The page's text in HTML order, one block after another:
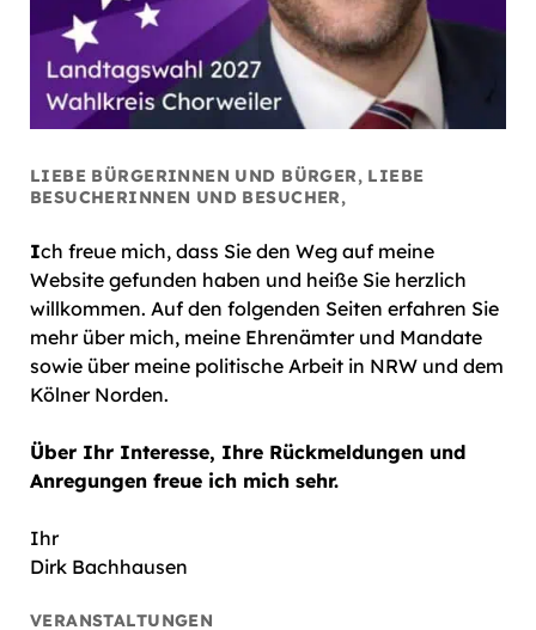
LIEBE BÜRGERINNEN UND BÜRGER, LIEBE
BESUCHERINNEN UND BESUCHER,
Ich freue mich, dass Sie den Weg auf meine
Website gefunden haben und heiße Sie herzlich
willkommen. Auf den folgenden Seiten erfahren Sie
mehr über mich, meine Ehrenämter und Mandate
sowie über meine politische Arbeit in NRW und dem
Kölner Norden.
Über Ihr Interesse, Ihre Rückmeldungen und
Anregungen freue ich mich sehr.
Ihr
Dirk Bachhausen
VERANSTALTUNGEN